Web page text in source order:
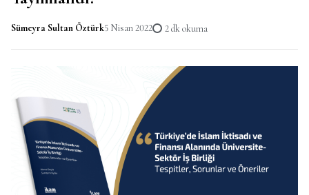
Sümeyra Sultan Öztürk5 Nisan 2022 2 dk okuma